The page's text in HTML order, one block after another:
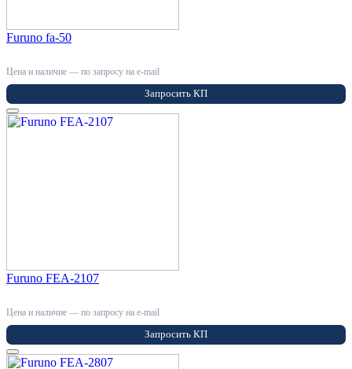
Furuno fa-50
Цена и наличие — по запросу на e-mail
Запросить КП
Furuno FEA-2107
Цена и наличие — по запросу на e-mail
Запросить КП